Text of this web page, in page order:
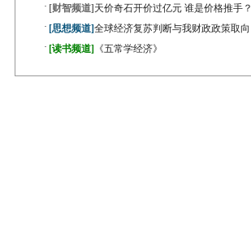
· [财智频道] 天价奇石开价过亿元 谁是价格推手？
· [思想频道]全球经济复苏判断与我财政政策取向
· [读书频道] 《五常学经济》